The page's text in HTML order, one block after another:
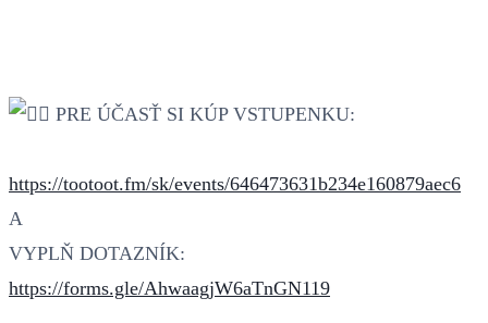
PRE ÚČASŤ SI KÚP VSTUPENKU:
https://tootoot.fm/sk/events/646473631b234e160879aec6
A
VYPLŇ DOTAZNÍK:
https://forms.gle/AhwaagjW6aTnGN119